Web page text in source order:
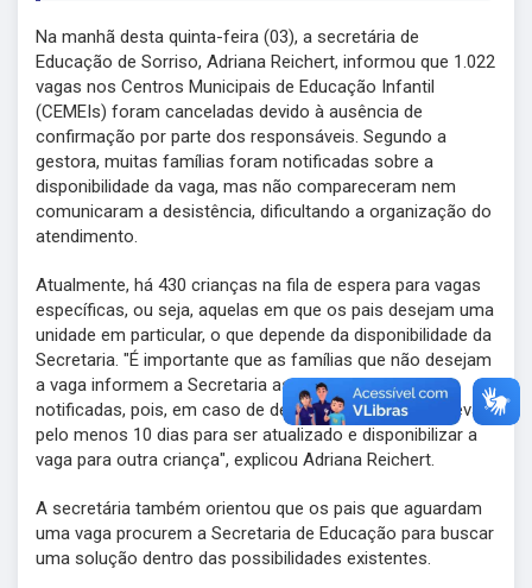
Na manhã desta quinta-feira (03), a secretária de
Educação de Sorriso, Adriana Reichert, informou que 1.022
vagas nos Centros Municipais de Educação Infantil
(CEMEIs) foram canceladas devido à ausência de
confirmação por parte dos responsáveis. Segundo a
gestora, muitas famílias foram notificadas sobre a
disponibilidade da vaga, mas não compareceram nem
comunicaram a desistência, dificultando a organização do
atendimento.
Atualmente, há 430 crianças na fila de espera para vagas
específicas, ou seja, aquelas em que os pais desejam uma
unidade em particular, o que depende da disponibilidade da
Secretaria. "É importante que as famílias que não desejam
a vaga informem a Secretaria assim que forem
notificadas, pois, em caso de desistência, o sistema leva
pelo menos 10 dias para ser atualizado e disponibilizar a
vaga para outra criança", explicou Adriana Reichert.
A secretária também orientou que os pais que aguardam
uma vaga procurem a Secretaria de Educação para buscar
uma solução dentro das possibilidades existentes.